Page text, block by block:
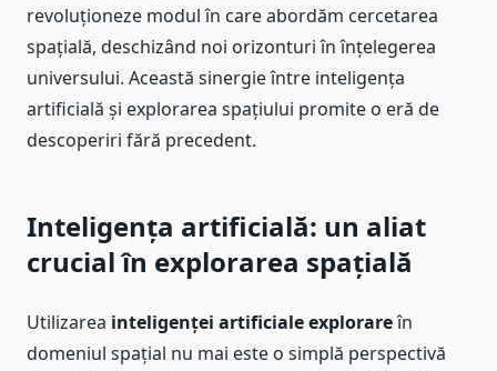
revoluționeze modul în care abordăm cercetarea
spațială, deschizând noi orizonturi în înțelegerea
universului. Această sinergie între inteligența
artificială și explorarea spațiului promite o eră de
descoperiri fără precedent.
Inteligența artificială: un aliat
crucial în explorarea spațială
Utilizarea inteligenței artificiale explorareîn
domeniul spațial nu mai este o simplă perspectivă